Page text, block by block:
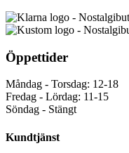
Öppettider
Måndag - Torsdag: 12-18
Fredag - Lördag: 11-15
Söndag - Stängt
Kundtjänst